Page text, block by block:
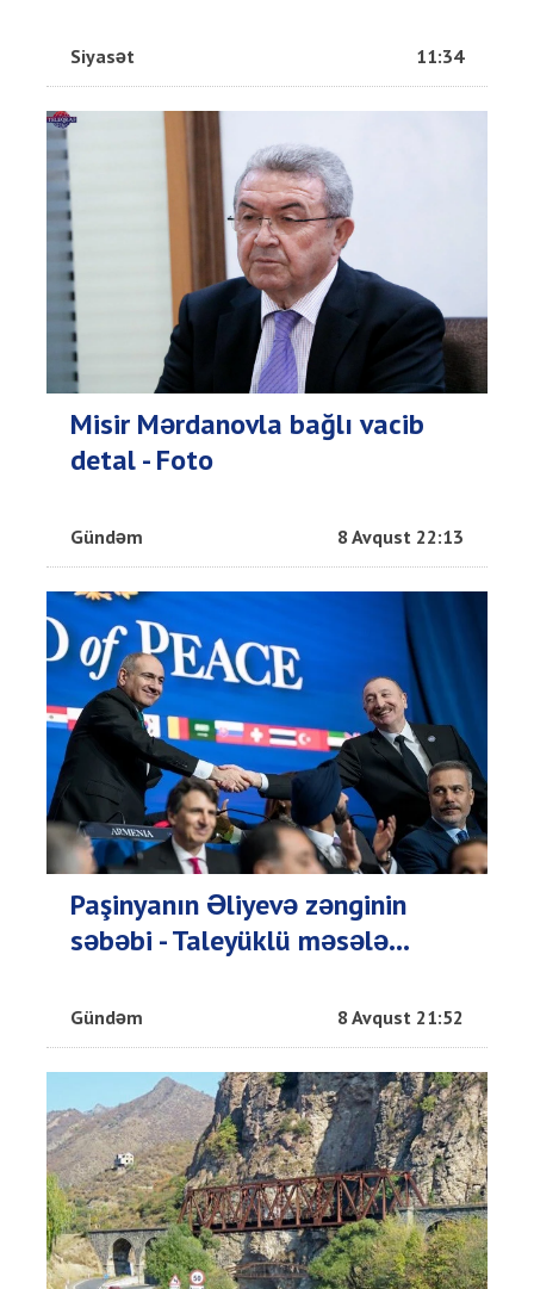
Siyasət 11:34
Misir Mərdanovla bağlı vacib
detal - Foto
Gündəm 8 Avqust 22:13
Paşinyanın Əliyevə zənginin
səbəbi - Taleyüklü məsələ...
Gündəm 8 Avqust 21:52